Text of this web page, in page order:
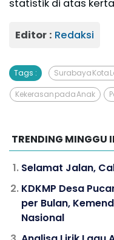
statistik di atas
Editor : Redaksi
Tags : Surabaya Kota
Kekerasan pada Anak
TRENDING MINGGU
Selamat Jalan,
KDKMP Desa
per Bulan,
Nasional